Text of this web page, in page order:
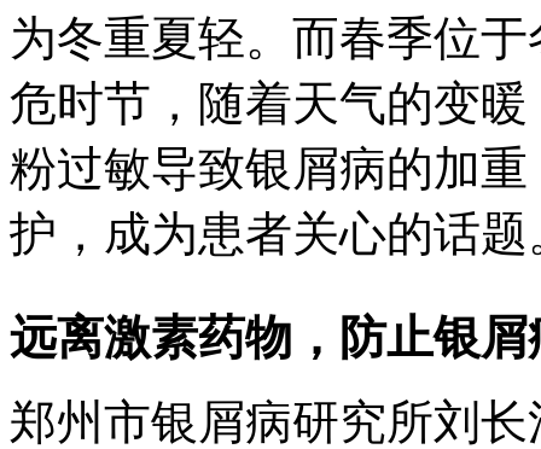
为冬重夏轻。而春季位
危时节，随着天气的变
粉过敏导致银屑病的加
护，成为患者关心的话题
远离激素药物，防止银屑
郑州市银屑病研究所刘